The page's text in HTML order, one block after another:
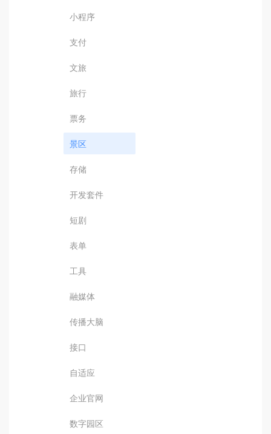
小程序
支付
文旅
旅行
票务
景区
存储
开发套件
短剧
表单
工具
融媒体
传播大脑
接口
自适应
企业官网
数字园区